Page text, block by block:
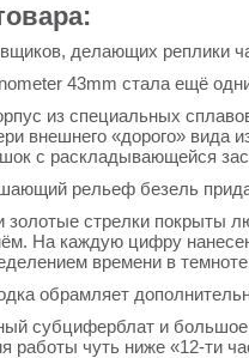
делающих реплики
43mm стала ещё
из специальных
внешнего «дорого» вида
с раскладывающейся
рельеф безель
стрелки покрыты
На каждую цифру
времени в
обрамляет
субциферблат и
работы чуть ниже «12-ти